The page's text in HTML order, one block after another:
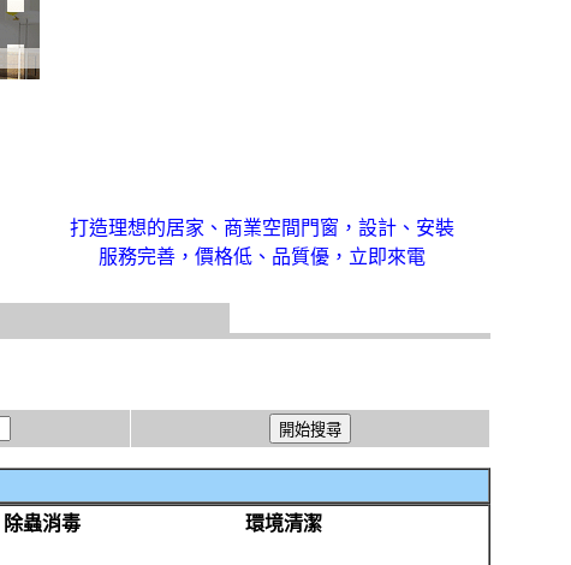
打造理想的居家、商業空間門窗，設計、安裝
服務完善，價格低、品質優，立即來電
除蟲消毒
環境清潔